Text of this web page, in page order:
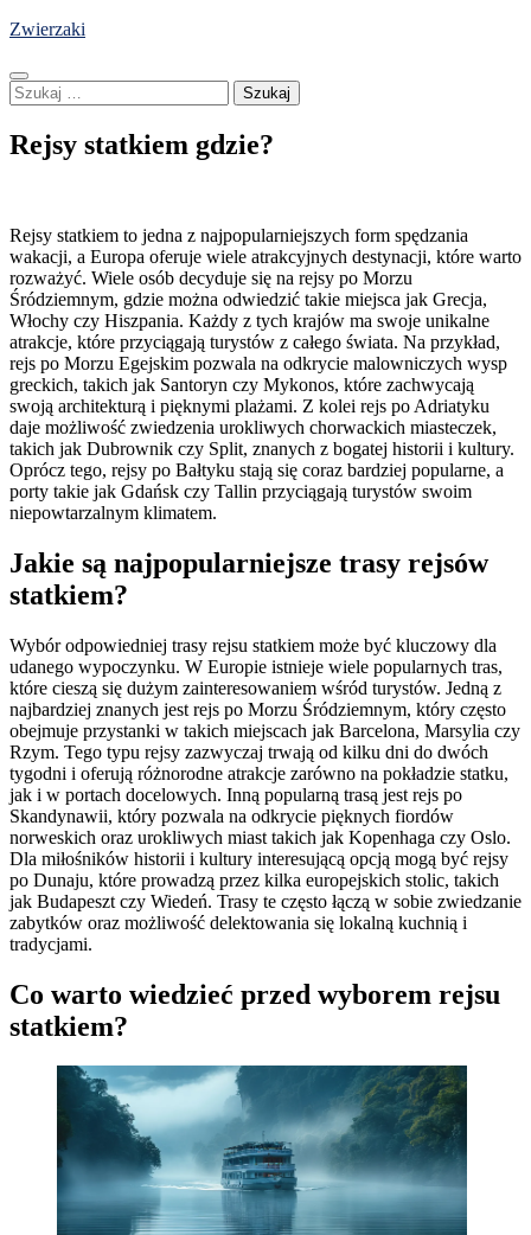
Skip
content
Zwierzaki
Szukaj:
Rejsy statkiem gdzie?
Rejsy statkiem to jedna z najpopularniejszych form spędzania
wakacji, a Europa oferuje wiele atrakcyjnych destynacji, które warto
rozważyć. Wiele osób decyduje się na rejsy po Morzu
Śródziemnym, gdzie można odwiedzić takie miejsca jak Grecja,
Włochy czy Hiszpania. Każdy z tych krajów ma swoje unikalne
atrakcje, które przyciągają turystów z całego świata. Na przykład,
rejs po Morzu Egejskim pozwala na odkrycie malowniczych wysp
greckich, takich jak Santoryn czy Mykonos, które zachwycają
swoją architekturą i pięknymi plażami. Z kolei rejs po Adriatyku
daje możliwość zwiedzenia urokliwych chorwackich miasteczek,
takich jak Dubrownik czy Split, znanych z bogatej historii i kultury.
Oprócz tego, rejsy po Bałtyku stają się coraz bardziej popularne, a
porty takie jak Gdańsk czy Tallin przyciągają turystów swoim
niepowtarzalnym klimatem.
Jakie są najpopularniejsze trasy rejsów
statkiem?
Wybór odpowiedniej trasy rejsu statkiem może być kluczowy dla
udanego wypoczynku. W Europie istnieje wiele popularnych tras,
które cieszą się dużym zainteresowaniem wśród turystów. Jedną z
najbardziej znanych jest rejs po Morzu Śródziemnym, który często
obejmuje przystanki w takich miejscach jak Barcelona, Marsylia czy
Rzym. Tego typu rejsy zazwyczaj trwają od kilku dni do dwóch
tygodni i oferują różnorodne atrakcje zarówno na pokładzie statku,
jak i w portach docelowych. Inną popularną trasą jest rejs po
Skandynawii, który pozwala na odkrycie pięknych fiordów
norweskich oraz urokliwych miast takich jak Kopenhaga czy Oslo.
Dla miłośników historii i kultury interesującą opcją mogą być rejsy
po Dunaju, które prowadzą przez kilka europejskich stolic, takich
jak Budapeszt czy Wiedeń. Trasy te często łączą w sobie zwiedzanie
zabytków oraz możliwość delektowania się lokalną kuchnią i
tradycjami.
Co warto wiedzieć przed wyborem rejsu
statkiem?